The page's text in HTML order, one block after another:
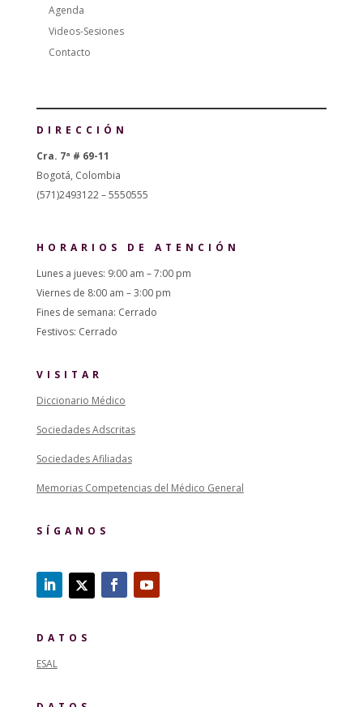
Agenda
Videos-Sesiones
Contacto
DIRECCIÓN
Cra. 7ª # 69-11
Bogotá, Colombia
(571)2493122 – 5550555
HORARIOS DE ATENCIÓN
Lunes a jueves: 9:00 am – 7:00 pm
Viernes de 8:00 am – 3:00 pm
Fines de semana: Cerrado
Festivos: Cerrado
VISITAR
Diccionario Médico
Sociedades Adscritas
Sociedades Afiliadas
Memorias Competencias del Médico General
SÍGANOS
DATOS
ESAL